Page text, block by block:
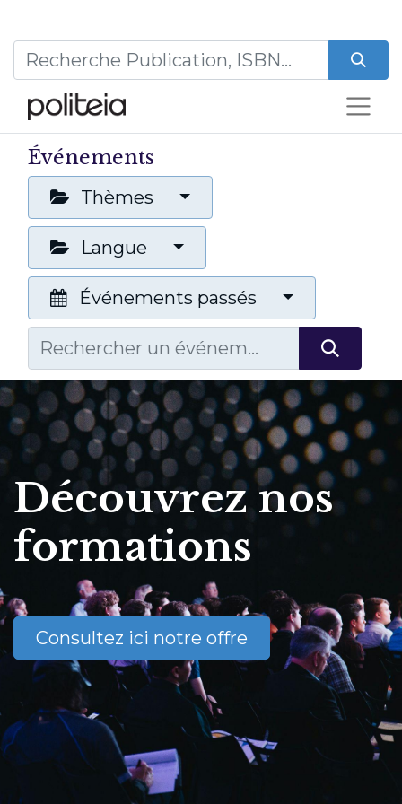
Événements
Thèmes
Langue
Événements passés
Découvrez nos
formations
Consultez ici notre offre